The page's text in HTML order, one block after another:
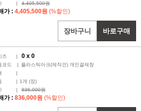
4,405,500원
가 : 4,405,500원 (%할인)
바로구매
장바구니
즈 0 x 0
코드
플라스틱아크(제작건) 개인결제창
1개 (장)
836,000원
가 : 836,000원 (%할인)